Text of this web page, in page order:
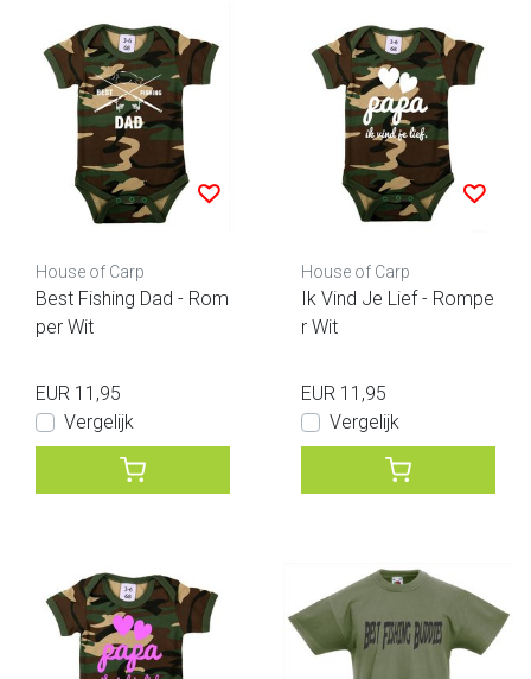
House of Carp
Best Fishing Dad - Rom
per Wit
EUR 11,95
Vergelijk
House of Carp
Ik Vind Je Lief - Rompe
r Wit
EUR 11,95
Vergelijk